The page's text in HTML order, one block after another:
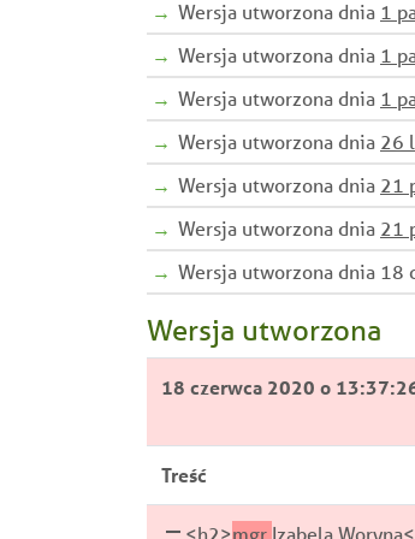
Wersja utworzona dnia 1
Wersja utworzona dnia 1
Wersja utworzona dnia 1
Wersja utworzona dnia 26
Wersja utworzona dnia 21
Wersja utworzona dnia 21
Wersja utworzona dnia 18
Wersja utworzona
18 czerwca 2020 o
Treść
<h2>mgr Izabela